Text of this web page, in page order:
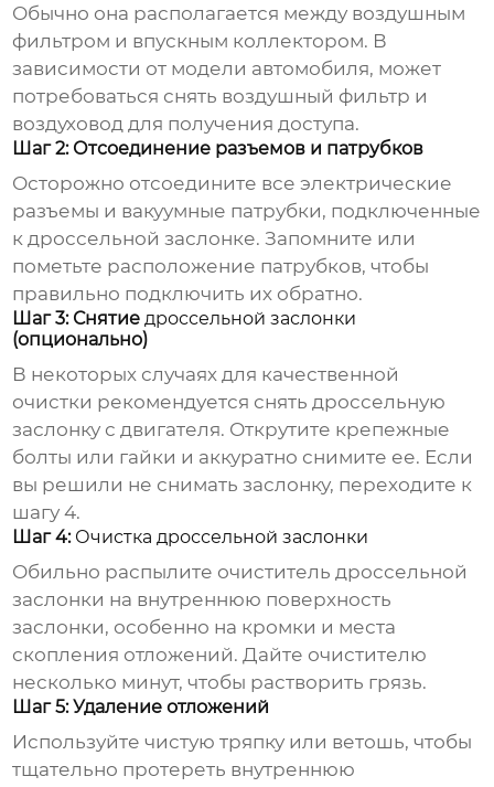
Обычно она располагается между воздушным
фильтром и впускным коллектором. В
зависимости от модели автомобиля, может
потребоваться снять воздушный фильтр и
воздуховод для получения доступа.
Шаг 2: Отсоединение разъемов и патрубков
Осторожно отсоедините все электрические
разъемы и вакуумные патрубки, подключенные
кдроссельной заслонке. Запомните или
пометьте расположение патрубков, чтобы
правильно подключить их обратно.
Шаг 3: Снятиедроссельной заслонки
(опционально)
В некоторых случаях для качественной
очистки рекомендуется снятьдроссельную
заслонку с двигателя. Открутите крепежные
болты или гайки и аккуратно снимите ее. Если
вы решили не снимать заслонку, переходите к
шагу 4.
Шаг 4: Очистка дроссельной заслонки
Обильно распылите очиститель дроссельной
заслонки на внутреннюю поверхность
заслонки, особенно на кромки и места
скопления отложений. Дайте очистителю
несколько минут, чтобы растворить грязь.
Шаг 5: Удаление отложений
Используйте чистую тряпку или ветошь, чтобы
тщательно протереть внутреннюю